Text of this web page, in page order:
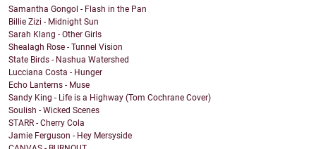
Samantha Gongol - Flash in the Pan
Billie Zizi - Midnight Sun
Sarah Klang - Other Girls
Shealagh Rose - Tunnel Vision
State Birds - Nashua Watershed
Lucciana Costa - Hunger
Echo Lanterns - Muse
Sandy King - Life is a Highway (Tom Cochrane Cover)
Soulish - Wicked Scenes
STARR - Cherry Cola
Jamie Ferguson - Hey Mersyside